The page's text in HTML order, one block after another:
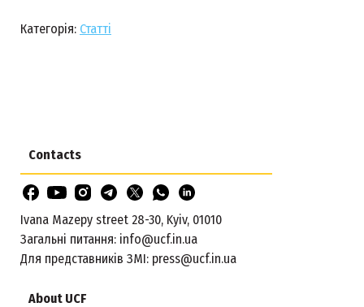
Категорія: Статті
About UCF
Contacts
Ivana Mazepy street 28-30, Kyiv, 01010
Загальні питання: info@ucf.in.ua
Для представників ЗМІ: press@ucf.in.ua